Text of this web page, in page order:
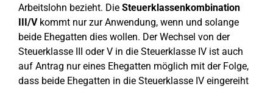
Arbeitslohn bezieht. Die Steuerklassenkombination
III/Vkommt nur zur Anwendung, wenn und solange
beide Ehegatten dies wollen. Der Wechsel von der
Steuerklasse III oder V in die Steuerklasse IV ist auch
auf Antrag nur eines Ehegatten möglich mit der Folge,
dass beide Ehegatten in die Steuerklasse IV eingereiht